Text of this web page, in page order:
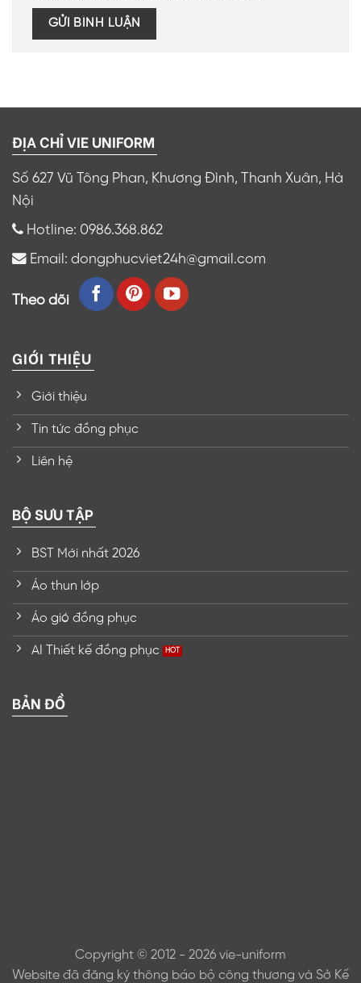
ĐỊA CHỈ VIE UNIFORM
Số 627 Vũ Tông Phan, Khương Đình, Thanh Xuân, Hà
Nội
Hotline: 0986.368.862
Email: dongphucviet24h@gmail.com
Theo dõi
GIỚI THIỆU
Giới thiệu
Tin tức đồng phục
Liên hệ
BỘ SƯU TẬP
BST Mới nhất 2026
Áo thun lớp
Áo gió đồng phục
AI Thiết kế đồng phục
BẢN ĐỒ
Copyright © 2012 - 2026 vie-uniform
Website đã đăng ký thông báo bộ công thương và Sở Kế